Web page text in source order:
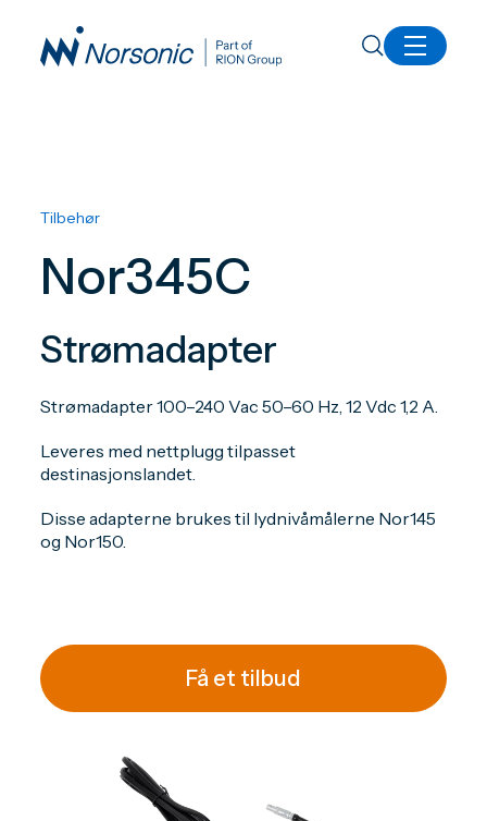
Tilbehør
Nor345C
Strømadapter
Strømadapter 100–240 Vac 50–60 Hz, 12 Vdc 1,2 A.
Leveres med nettplugg tilpasset
destinasjonslandet.
Disse adapterne brukes til lydnivåmålerne Nor145
og Nor150.
Få et tilbud